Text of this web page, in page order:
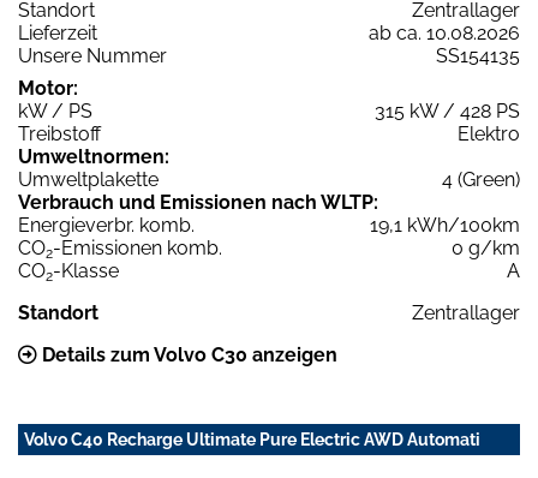
Standort
Zentrallager
Lieferzeit
ab ca. 10.08.2026
Unsere Nummer
SS154135
Motor:
kW / PS
315 kW / 428 PS
Treibstoff
Elektro
Umweltnormen:
Umweltplakette
4 (Green)
Verbrauch und Emissionen nach WLTP:
Energieverbr. komb.
19,1 kWh/100km
CO2-Emissionen komb.
0 g/km
CO2-Klasse
A
Standort
Zentrallager
Details zum Volvo C30 anzeigen
Volvo C40 Recharge Ultimate Pure Electric AWD Automati